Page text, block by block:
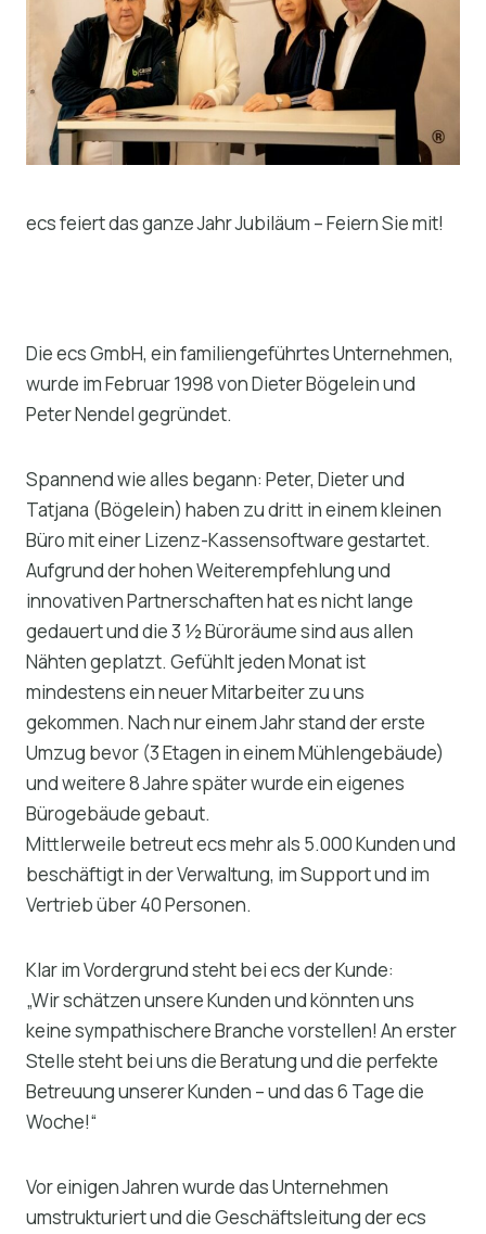
ecs feiert das ganze Jahr Jubiläum – Feiern Sie mit!
Die ecs GmbH, ein familiengeführtes Unternehmen,
wurde im Februar 1998 von Dieter Bögelein und
Peter Nendel gegründet.
Spannend wie alles begann: Peter, Dieter und
Tatjana (Bögelein) haben zu dritt in einem kleinen
Büro mit einer Lizenz-Kassensoftware gestartet.
Aufgrund der hohen Weiterempfehlung und
innovativen Partnerschaften hat es nicht lange
gedauert und die 3 ½ Büroräume sind aus allen
Nähten geplatzt. Gefühlt jeden Monat ist
mindestens ein neuer Mitarbeiter zu uns
gekommen. Nach nur einem Jahr stand der erste
Umzug bevor (3 Etagen in einem Mühlengebäude)
und weitere 8 Jahre später wurde ein eigenes
Bürogebäude gebaut.
Mittlerweile betreut ecs mehr als 5.000 Kunden und
beschäftigt in der Verwaltung, im Support und im
Vertrieb über 40 Personen.
Klar im Vordergrund steht bei ecs der Kunde:
„Wir schätzen unsere Kunden und könnten uns
keine sympathischere Branche vorstellen! An erster
Stelle steht bei uns die Beratung und die perfekte
Betreuung unserer Kunden – und das 6 Tage die
Woche!“
Vor einigen Jahren wurde das Unternehmen
umstrukturiert und die Geschäftsleitung der ecs